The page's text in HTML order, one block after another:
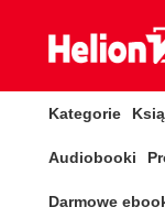
Kategorie
Audiobooki
Darmowe